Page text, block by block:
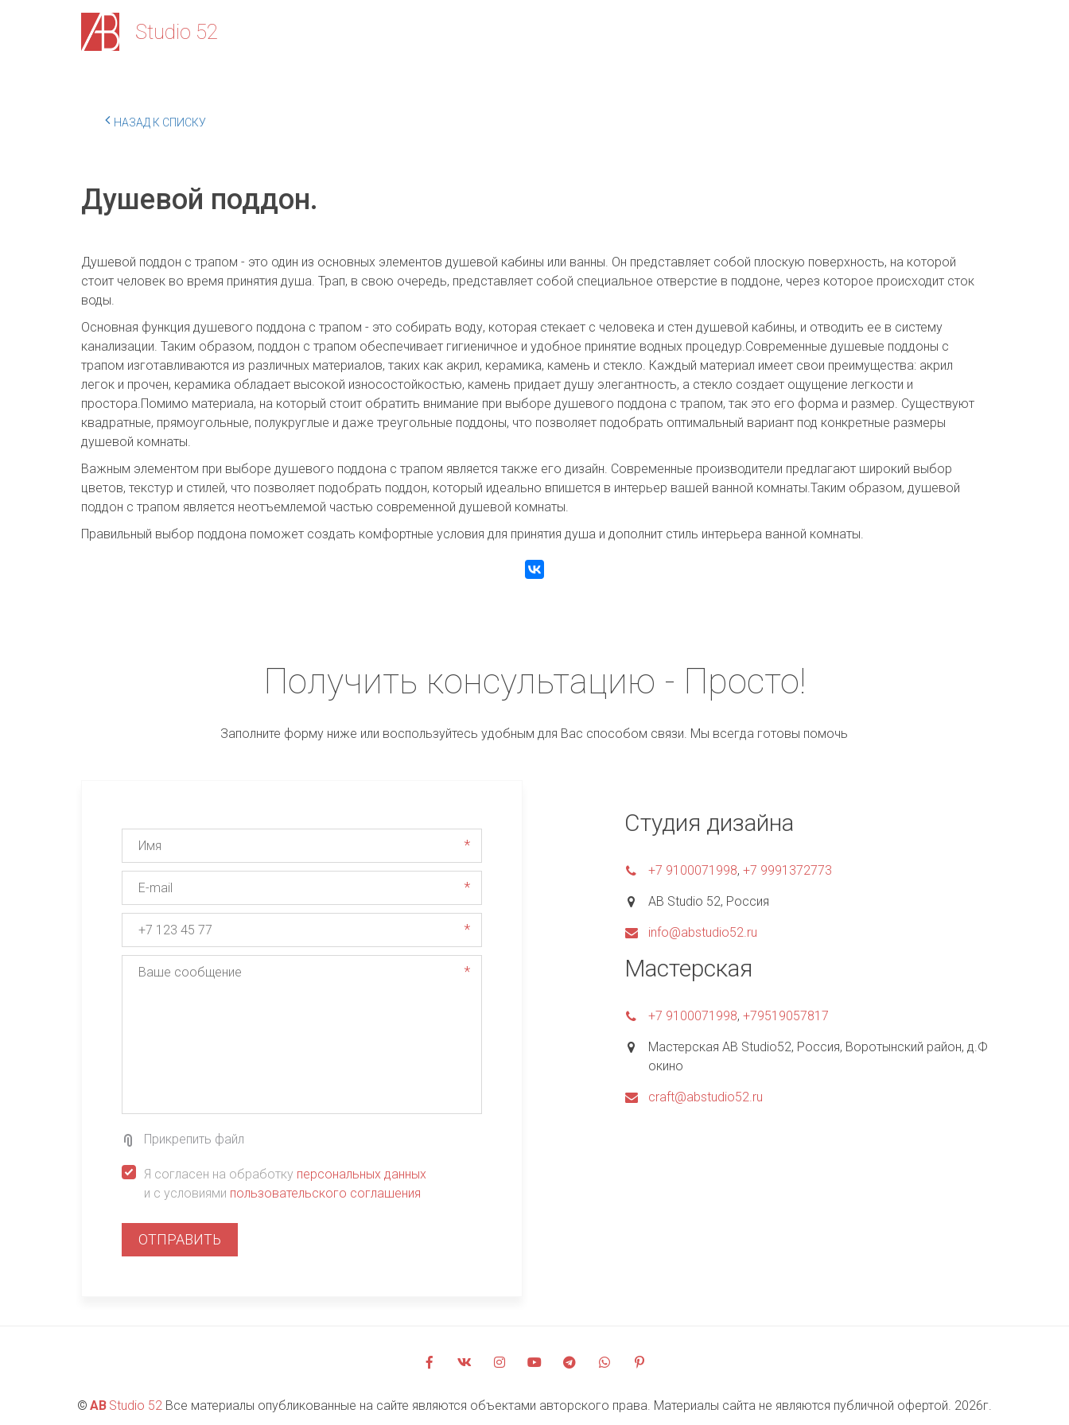
Stu­­­­dio 52
НАЗАД К СПИСКУ
Душевой поддон.
Душевой поддон с трапом - это один из основных элементов душевой кабины или ванны. Он представляет собой плоскую поверхность, на которой
стоит человек во время принятия душа. Трап, в свою очередь, представляет собой специальное отверстие в поддоне, через которое происходит сток
воды.
Основная функция душевого поддона с трапом - это собирать воду, которая стекает с человека и стен душевой кабины, и отводить ее в систему
канализации. Таким образом, поддон с трапом обеспечивает гигиеничное и удобное принятие водных процедур.Современные душевые поддоны с
трапом изготавливаются из различных материалов, таких как акрил, керамика, камень и стекло. Каждый материал имеет свои преимущества: акрил
легок и прочен, керамика обладает высокой износостойкостью, камень придает душу элегантность, а стекло создает ощущение легкости и
простора.Помимо материала, на который стоит обратить внимание при выборе душевого поддона с трапом, так это его форма и размер. Существуют
квадратные, прямоугольные, полукруглые и даже треугольные поддоны, что позволяет подобрать оптимальный вариант под конкретные размеры
душевой комнаты.
Важным элементом при выборе душевого поддона с трапом является также его дизайн. Современные производители предлагают широкий выбор
цветов, текстур и стилей, что позволяет подобрать поддон, который идеально впишется в интерьер вашей ванной комнаты.Таким образом, душевой
поддон с трапом является неотъемлемой частью современной душевой комнаты.
Правильный выбор поддона поможет создать комфортные условия для принятия душа и дополнит стиль интерьера ванной комнаты.
Получить консультацию - Просто!
Заполните форму ниже или воспользуйтесь удобным для Вас способом связи. Мы всегда готовы помочь
*
*
*
*
Прикрепить файл
Я согласен на обработку персональных данных
и с условиями пользовательского соглашения
ОТПРАВИТЬ
Студия дизайна
+7 9100071998, +7 9991372773
AB Studio 52, Россия
info@abstudio52.ru
Мастерская
+7 9100071998, +79519057817
Мастерская AB Studio52, Россия, Воротынский район, д.Ф
окино
craft@abstudio52.ru
© AB Studio 52 Все материалы опубликованные на сайте являются объектами авторского права. Материалы сайта не являются публичной офертой. 2026г.